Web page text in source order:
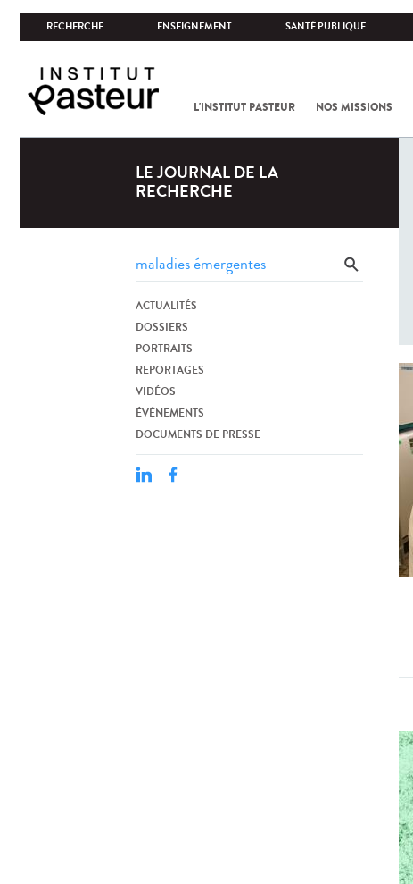
RECHERCHE ENSEIGNEMENT SANTÉ PUBLIQUE
L'INSTITUT PASTEUR NOS MISSIONS
LE JOURNAL DE LA
RECHERCHE
ACTUALITÉS
DOSSIERS
PORTRAITS
REPORTAGES
VIDÉOS
ÉVÉNEMENTS
DOCUMENTS DE PRESSE